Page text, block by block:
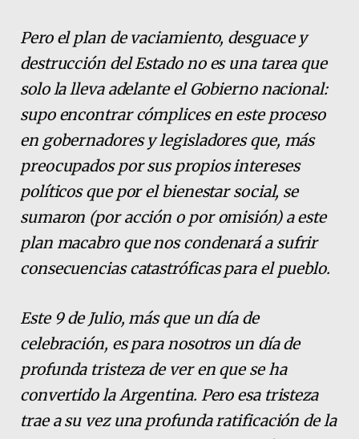
Pero el plan de vaciamiento, desguace y
destrucción del Estado no es una tarea que
solo la lleva adelante el Gobierno nacional:
supo encontrar cómplices en este proceso
en gobernadores y legisladores que, más
preocupados por sus propios intereses
políticos que por el bienestar social, se
sumaron (por acción o por omisión) a este
plan macabro que nos condenará a sufrir
consecuencias catastróficas para el pueblo.
Este 9 de Julio, más que un día de
celebración, es para nosotros un día de
profunda tristeza de ver en que se ha
convertido la Argentina. Pero esa tristeza
trae a su vez una profunda ratificación de la